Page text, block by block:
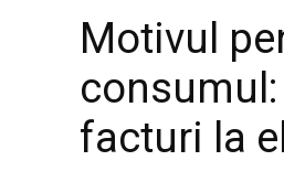
Motivul
facturi la